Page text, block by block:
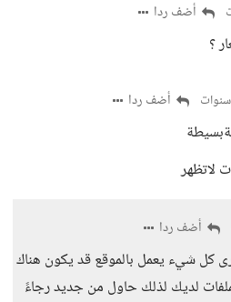
أضف ردا
؟
أضف ردا
لاتظهر
أضف ردا
كل شيء يعمل بالموقع قد يكون هناك
لديك لذلك حاول من جديد رجاءً